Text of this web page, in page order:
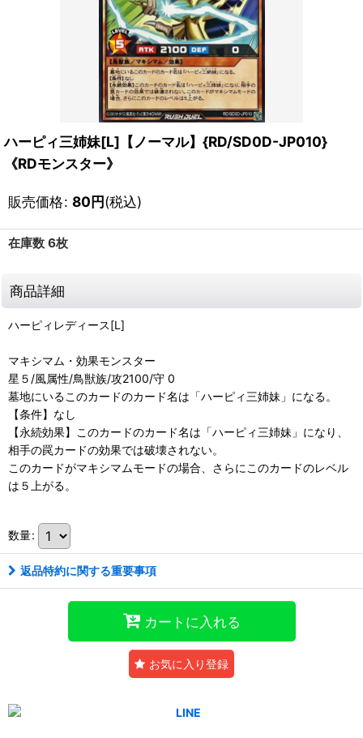
ハーピィ三姉妹[L]【ノーマル】{RD/SD0D-JP010}
《RDモンスター》
販売価格: 80円(税込)
在庫数 6枚
商品詳細
ハーピィレディース[L]
マキシマム・効果モンスター
星５/風属性/鳥獣族/攻2100/守 0
墓地にいるこのカードのカード名は「ハーピィ三姉妹」になる。
【条件】なし
【永続効果】このカードのカード名は「ハーピィ三姉妹」になり、
相手の罠カードの効果では破壊されない。
このカードがマキシマムモードの場合、さらにこのカードのレベル
は５上がる。
数量:
返品特約に関する重要事項
カートに入れる
お気に入り登録